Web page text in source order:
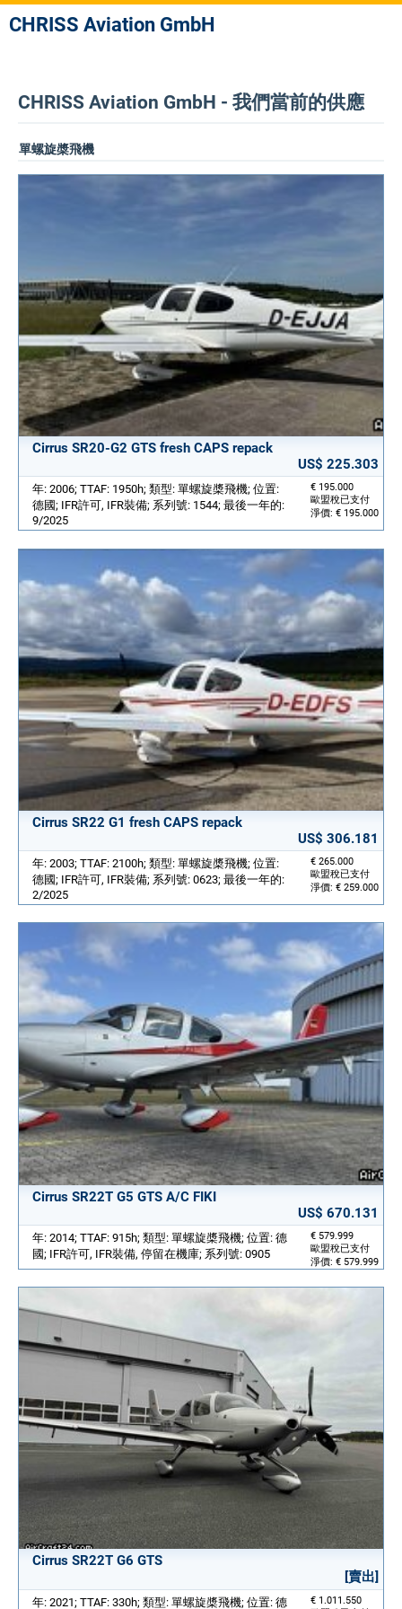
CHRISS Aviation GmbH
CHRISS Aviation GmbH - 我們當前的供應
單螺旋槳飛機
Cirrus SR20-G2 GTS fresh CAPS repack
US$ 225.303
€ 195.000
歐盟稅已支付
淨價: € 195.000
年: 2006; TTAF: 1950h; 類型: 單螺旋槳飛機; 位置:
德國; IFR許可, IFR裝備; 系列號: 1544; 最後一年的:
9/2025
Cirrus SR22 G1 fresh CAPS repack
US$ 306.181
€ 265.000
歐盟稅已支付
淨價: € 259.000
年: 2003; TTAF: 2100h; 類型: 單螺旋槳飛機; 位置:
德國; IFR許可, IFR裝備; 系列號: 0623; 最後一年的:
2/2025
Cirrus SR22T G5 GTS A/C FIKI
US$ 670.131
€ 579.999
歐盟稅已支付
淨價: € 579.999
年: 2014; TTAF: 915h; 類型: 單螺旋槳飛機; 位置: 德
國; IFR許可, IFR裝備, 停留在機庫; 系列號: 0905
Cirrus SR22T G6 GTS
[賣出]
€ 1.011.550
年: 2021; TTAF: 330h; 類型: 單螺旋槳飛機; 位置: 德